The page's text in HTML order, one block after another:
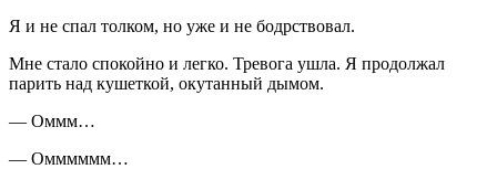
Я и не спал толком, но уже и не бодрствовал.
Мне стало спокойно и легко. Тревога ушла. Я продолжал
парить над кушеткой, окутанный дымом.
— Оммм…
— Омммммм…